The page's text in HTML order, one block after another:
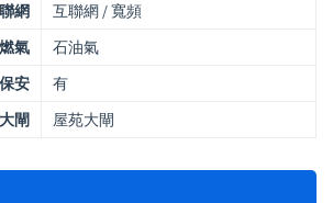
網
互聯網 / 寬頻
燃氣
石油氣
安
有
大閘
屋苑大閘